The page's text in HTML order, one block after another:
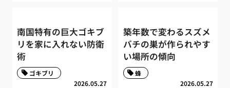
南国特有の巨大ゴキブ
リを家に入れない防衛
術
2026.05.27
ゴキブリ
築年数で変わるスズメ
バチの巣が作られやす
い場所の傾向
2026.05.27
蜂